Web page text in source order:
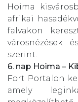
Hoima
afrikai
falvakon
városnézések
szerint.
6. nap Hoima –
Fort Portalon
amely